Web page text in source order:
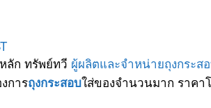
ก ทรัพย์ทวี ผู้ผลิตและจำหน่ายถุงกระส
การถุงกระสอบใส่ของจำนวนมาก ราคา